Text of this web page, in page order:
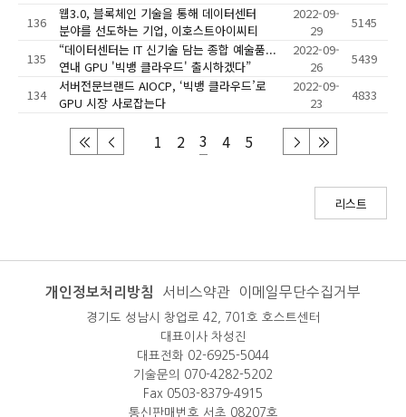
136
웹3.0, 블록체인 기술을 통해 데이터센터
분야를 선도하는 기업, 이호스트아이씨티
2022-09-
29
5145
135
“데이터센터는 IT 신기술 담는 종합 예술품...
연내 GPU '빅뱅 클라우드' 출시하겠다”
2022-09-
26
5439
134
서버전문브랜드 AIOCP, ‘빅뱅 클라우드’로
GPU 시장 사로잡는다
2022-09-
23
4833
1 2 3 4 5
리스트
개인정보처리방침 서비스약관 이메일무단수집거부
경기도 성남시 창업로 42, 701호 호스트센터
대표이사 차성진
대표전화 02-6925-5044
기술문의 070-4282-5202
Fax 0503-8379-4915
통신판매번호 서초 08207호